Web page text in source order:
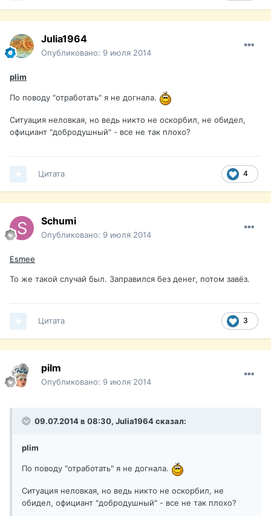
Julia1964
Опубликовано: 9 июля 2014
plim
По поводу "отработать" я не догнала.
Ситуация неловкая, но ведь никто не оскорбил, не обидел,
официант "добродушный" - все не так плохо?
4
Цитата
Schumi
Опубликовано: 9 июля 2014
Esmee
То же такой случай был. Заправился без денег, потом завёз.
3
Цитата
pilm
Опубликовано: 9 июля 2014
09.07.2014 в 08:30, Julia1964 сказал:
plim
По поводу "отработать" я не догнала.
Ситуация неловкая, но ведь никто не оскорбил, не
обидел, официант "добродушный" - все не так плохо?